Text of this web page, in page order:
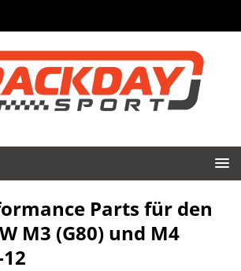
Parts für den
M3 (G80) und M4